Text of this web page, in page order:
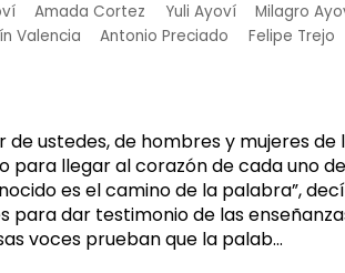
Amada Cortez Yuli Ayoví Milagro
Valencia Antonio Preciado Felipe Trejo
de ustedes, de hombres y mujeres de
para llegar al corazón de cada uno
es el camino de la palabra”,
para dar testimonio de las
voces prueban que la palab...